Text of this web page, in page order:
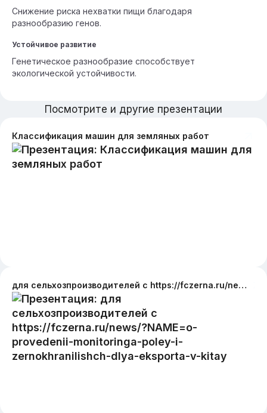
Снижение риска нехватки пищи благодаря
разнообразию генов.
Устойчивое развитие
Генетическое разнообразие способствует
экологической устойчивости.
Посмотрите и другие презентации
Классификация машин для земляных работ
для сельхозпроизводителей с https://fczerna.ru/news/?NAME=o-provedenii-monitoringa-poley-i-zernokhranilishch-dlya-eksporta-v-kitay